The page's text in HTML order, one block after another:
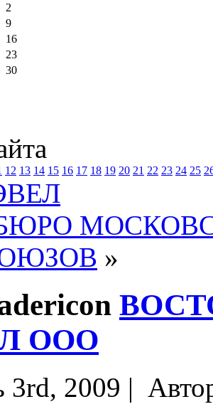
2
9
16
23
30
12 13 14 15 16 17 18 19 20 21 22 23 24 25
»
ООО
3rd, 2009 |